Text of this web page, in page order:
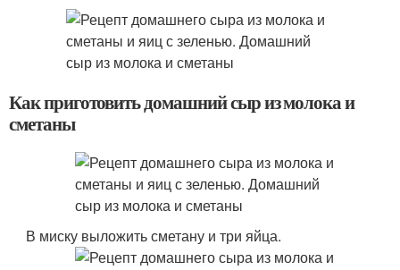
Как приготовить домашний сыр из молока и
сметаны
В миску выложить сметану и три яйца.